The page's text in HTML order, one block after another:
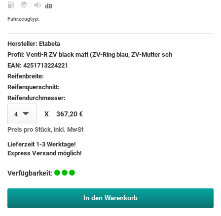
dB
Fahrzeugtyp:
Hersteller: Etabeta
Profil: Venti-R ZV black matt (ZV-Ring blau, ZV-Mutter sch
EAN: 4251713224221
Reifenbreite:
Reifenquerschnitt:
Reifendurchmesser:
4 X 367,20 €
Preis pro Stück, inkl. MwSt
Lieferzeit 1-3 Werktage!
Express Versand möglich!
Verfügbarkeit:
In den Warenkorb